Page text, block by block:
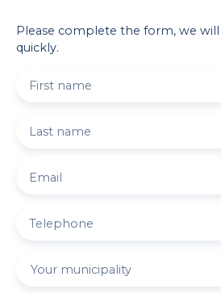
Please complete the form, we
quickly.
First name
Last name
Email
Telephone
Your municipality